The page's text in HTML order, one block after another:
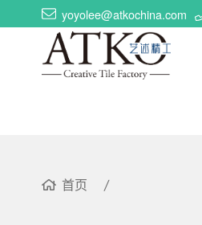
yoyolee@atkochina.com
首页